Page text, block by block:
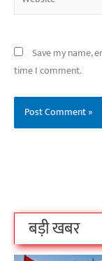
Save my name,
time I comment.
बड़ी खबर